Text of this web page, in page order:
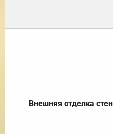
Внешняя отделка стен